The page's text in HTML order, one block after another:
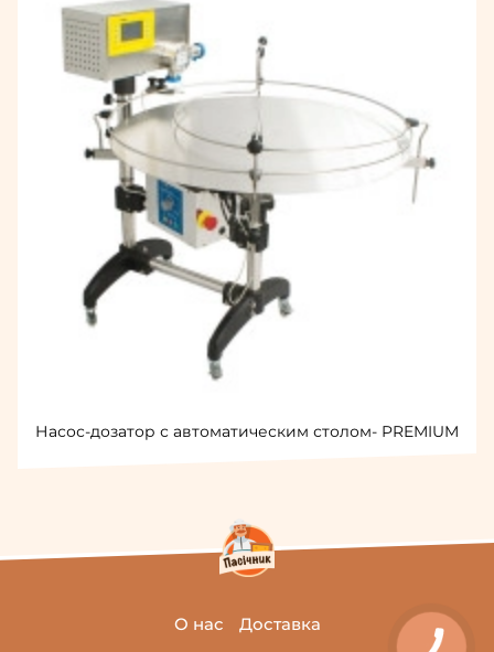
Насос-дозатор с автоматическим столом- PREMIUM
О нас Доставка
КНОПКА